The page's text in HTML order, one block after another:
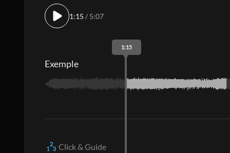
1:15 / 5:07
1:15
Exemple
Click & Guide